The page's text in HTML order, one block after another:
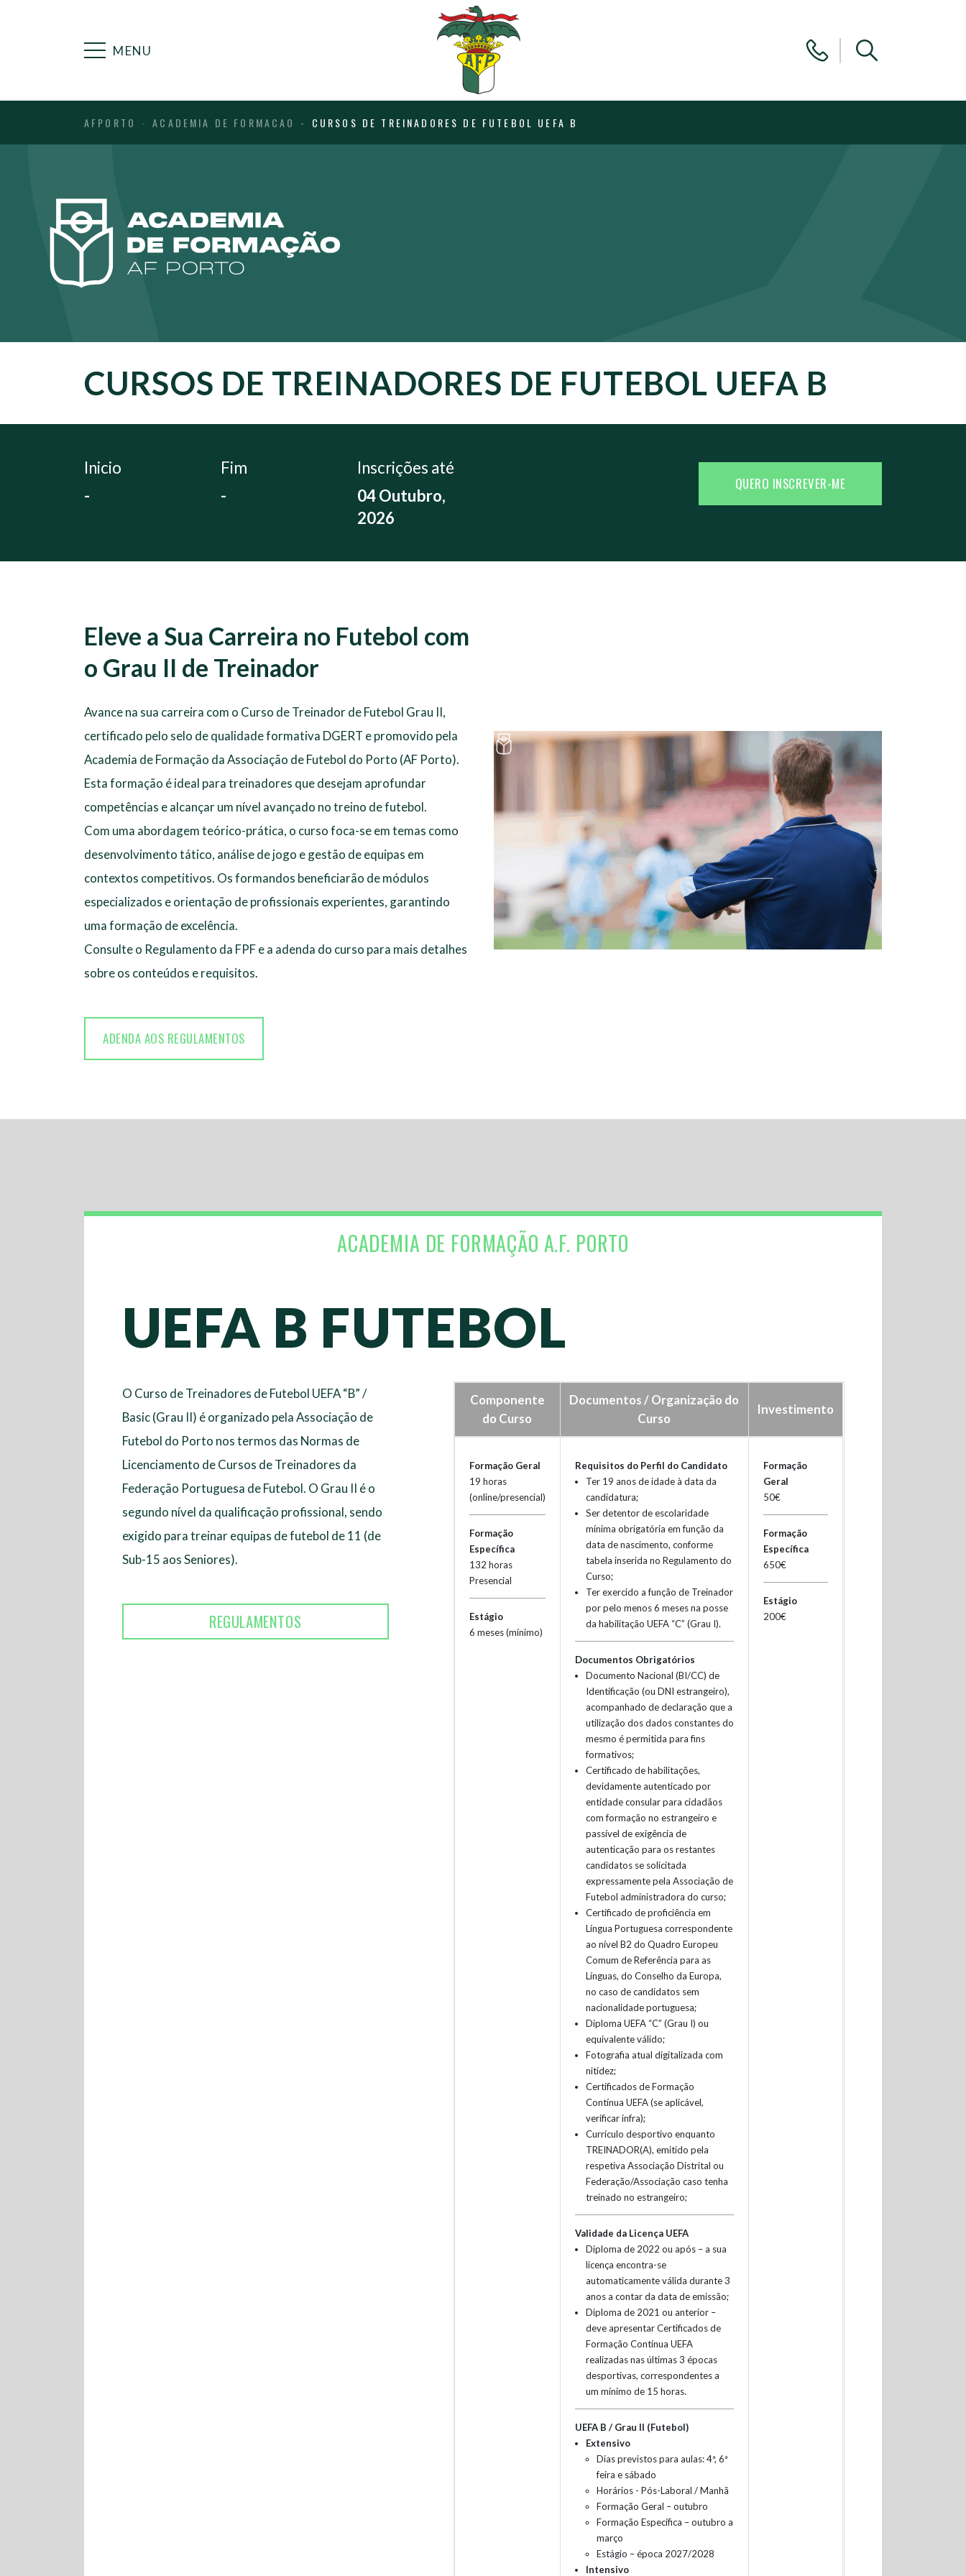
MENU
AFPORTO ACADEMIA DE FORMACAO CURSOS DE TREINADORES DE FUTEBOL UEFA B
CURSOS DE TREINADORES DE FUTEBOL UEFA B
Inicio
-
Fim
-
Inscrições até
04 Outubro,
2026
QUERO INSCREVER-ME
Eleve a Sua Carreira no Futebol com
o Grau II de Treinador
Avance na sua carreira com o Curso de Treinador de Futebol Grau II,
certificado pelo selo de qualidade formativa DGERT e promovido pela
Academia de Formação da Associação de Futebol do Porto (AF Porto).
Esta formação é ideal para treinadores que desejam aprofundar
competências e alcançar um nível avançado no treino de futebol.
Com uma abordagem teórico-prática, o curso foca-se em temas como
desenvolvimento tático, análise de jogo e gestão de equipas em
contextos competitivos. Os formandos beneficiarão de módulos
especializados e orientação de profissionais experientes, garantindo
uma formação de excelência.
Consulte o Regulamento da FPF e a adenda do curso para mais detalhes
sobre os conteúdos e requisitos.
ADENDA AOS REGULAMENTOS
ACADEMIA DE FORMAÇÃO A.F. PORTO
UEFA B FUTEBOL
O Curso de Treinadores de Futebol UEFA “B” /
Basic (Grau II) é organizado pela Associação de
Futebol do Porto nos termos das Normas de
Licenciamento de Cursos de Treinadores da
Federação Portuguesa de Futebol. O Grau II é o
segundo nível da qualificação profissional, sendo
exigido para treinar equipas de futebol de 11 (de
Sub-15 aos Seniores).
REGULAMENTOS
Componente
do Curso
Documentos / Organização do
Curso
Investimento
Formação Geral
19 horas
(online/presencial)
Formação
Específica
132 horas
Presencial
Estágio
6 meses (mínimo)
Requisitos do Perfil do Candidato
Ter 19 anos de idade à data da
candidatura;
Ser detentor de escolaridade
mínima obrigatória em função da
data de nascimento, conforme
tabela inserida no Regulamento do
Curso;
Ter exercido a função de Treinador
por pelo menos 6 meses na posse
da habilitação UEFA “C” (Grau I).
Documentos Obrigatórios
Documento Nacional (BI/CC) de
Identificação (ou DNI estrangeiro),
acompanhado de declaração que a
utilização dos dados constantes do
mesmo é permitida para fins
formativos;
Certificado de habilitações,
devidamente autenticado por
entidade consular para cidadãos
com formação no estrangeiro e
passível de exigência de
autenticação para os restantes
candidatos se solicitada
expressamente pela Associação de
Futebol administradora do curso;
Certificado de proficiência em
Língua Portuguesa correspondente
ao nível B2 do Quadro Europeu
Comum de Referência para as
Línguas, do Conselho da Europa,
no caso de candidatos sem
nacionalidade portuguesa;
Diploma UEFA “C” (Grau I) ou
equivalente válido;
Fotografia atual digitalizada com
nitidez;
Certificados de Formação
Contínua UEFA (se aplicável,
verificar infra);
Currículo desportivo enquanto
TREINADOR(A), emitido pela
respetiva Associação Distrital ou
Federação/Associação caso tenha
treinado no estrangeiro;
Validade da Licença UEFA
Diploma de 2022 ou após – a sua
licença encontra-se
automaticamente válida durante 3
anos a contar da data de emissão;
Diploma de 2021 ou anterior –
deve apresentar Certificados de
Formação Contínua UEFA
realizadas nas últimas 3 épocas
desportivas, correspondentes a
um mínimo de 15 horas.
UEFA B / Grau II (Futebol)
Extensivo
Dias previstos para aulas: 4ª, 6ª
feira e sábado
Horários - Pós-Laboral / Manhã
Formação Geral – outubro
Formação Específica – outubro a
março
Estágio – época 2027/2028
Intensivo
Formação
Geral
50€
Formação
Específica
650€
Estágio
200€